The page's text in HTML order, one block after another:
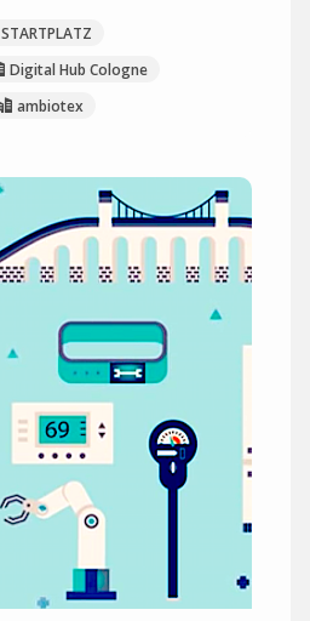
STARTPLATZ
Digital Hub Cologne
ambiotex